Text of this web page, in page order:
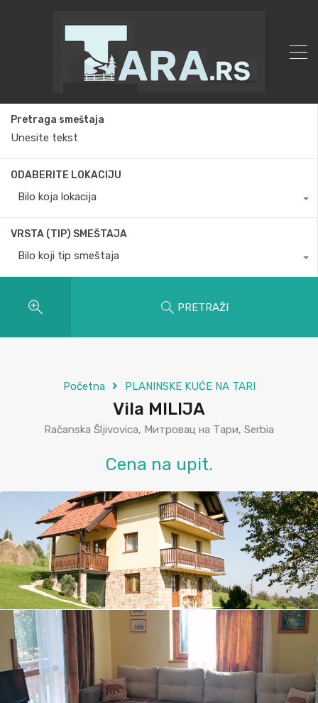
Pretraga smeštaja
ODABERITE LOKACIJU
Bilo koja lokacija
VRSTA (TIP) SMEŠTAJA
Bilo koji tip smeštaja
PRETRAŽI
Početna PLANINSKE KUĆE NA TARI
Vila MILIJA
Račanska Šljivovica, Митровац на Тари, Serbia
Cena na upit.